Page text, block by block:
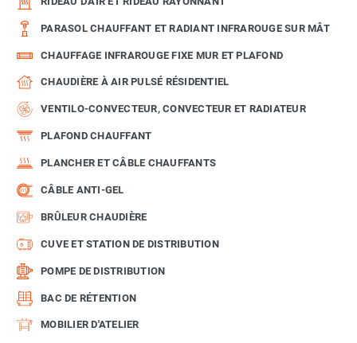
PARASOL CHAUFFANT ET RADIANT INFRAROUGE SUR MÂT
CHAUFFAGE INFRAROUGE FIXE MUR ET PLAFOND
CHAUDIÈRE À AIR PULSÉ RÉSIDENTIEL
VENTILO-CONVECTEUR, CONVECTEUR ET RADIATEUR
PLAFOND CHAUFFANT
PLANCHER ET CÂBLE CHAUFFANTS
CÂBLE ANTI-GEL
BRÛLEUR CHAUDIÈRE
CUVE ET STATION DE DISTRIBUTION
POMPE DE DISTRIBUTION
BAC DE RÉTENTION
MOBILIER D'ATELIER